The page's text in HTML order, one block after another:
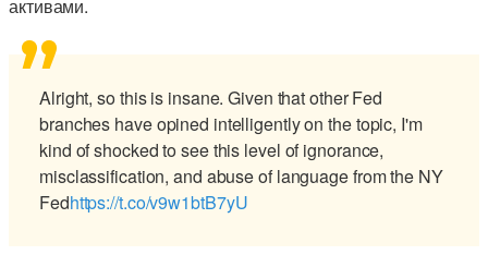
активами.
Alright, so this is insane. Given that other Fed
branches have opined intelligently on the topic, I'm
kind of shocked to see this level of ignorance,
misclassification, and abuse of language from the NY
Fedhttps://t.co/v9w1btB7yU